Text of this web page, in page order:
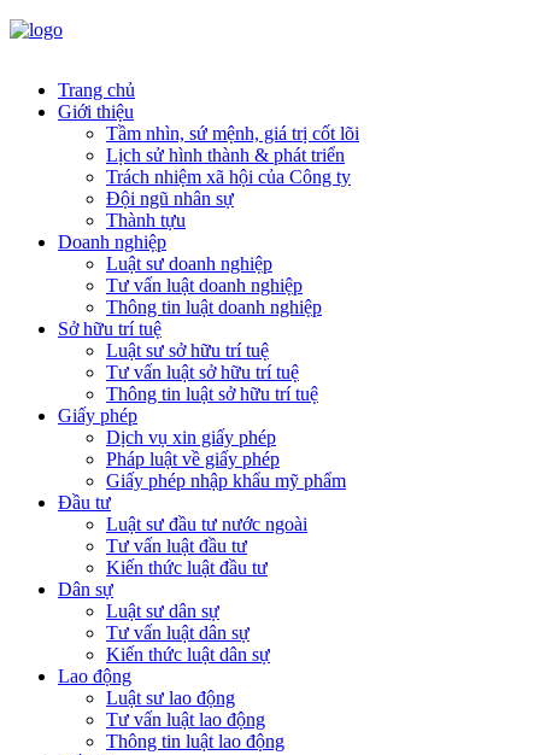
Trang chủ
Giới thiệu
Tầm nhìn, sứ mệnh, giá trị cốt lõi
Lịch sử hình thành & phát triển
Trách nhiệm xã hội của Công ty
Đội ngũ nhân sự
Thành tựu
Doanh nghiệp
Luật sư doanh nghiệp
Tư vấn luật doanh nghiệp
Thông tin luật doanh nghiệp
Sở hữu trí tuệ
Luật sư sở hữu trí tuệ
Tư vấn luật sở hữu trí tuệ
Thông tin luật sở hữu trí tuệ
Giấy phép
Dịch vụ xin giấy phép
Pháp luật về giấy phép
Giấy phép nhập khẩu mỹ phẩm
Đầu tư
Luật sư đầu tư nước ngoài
Tư vấn luật đầu tư
Kiến thức luật đầu tư
Dân sự
Luật sư dân sự
Tư vấn luật dân sự
Kiến thức luật dân sự
Lao động
Luật sư lao động
Tư vấn luật lao động
Thông tin luật lao động